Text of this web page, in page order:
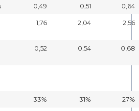
0,49 0,51 0,64
1,76 2,04 2,56
0,52 0,54 0,68
33% 31% 27%